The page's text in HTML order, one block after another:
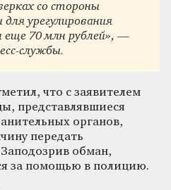
со стороны
урегулирования
еще 70 млн рублей», —
службы.
что с заявителем
представлявшиеся
органов,
передать
обман,
за помощью в полицию.